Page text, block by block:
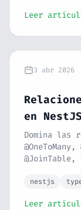
Leer
3 abr 2026
en
Domina las
@OneToMany,
config y
nestjs
Leer